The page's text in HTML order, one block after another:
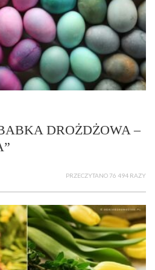
DROŻDŻOWA –
PRZECZYTANO 76 494 RAZY